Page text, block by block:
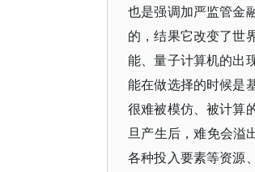
也是强调加严监管金
的，结果它改变了世
能、量子计算机的出
能在做选择的时候是
很难被模仿、被计算
旦产生后，难免会溢
各种投入要素等资源